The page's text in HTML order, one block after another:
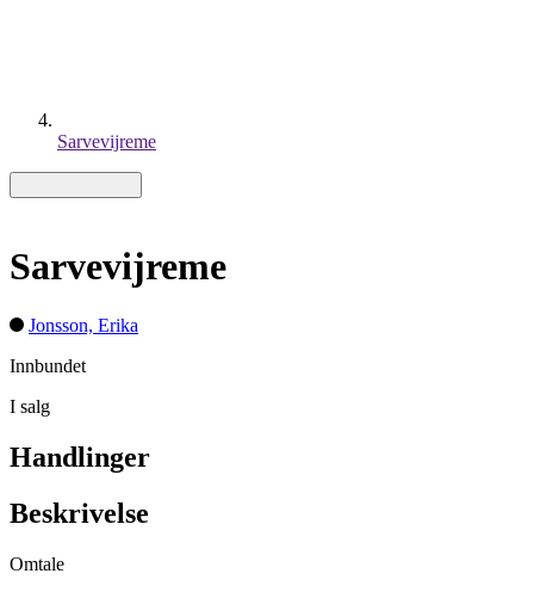
Sarvevijreme
Sarvevijreme
Jonsson, Erika
Innbundet
I salg
Handlinger
Beskrivelse
Omtale